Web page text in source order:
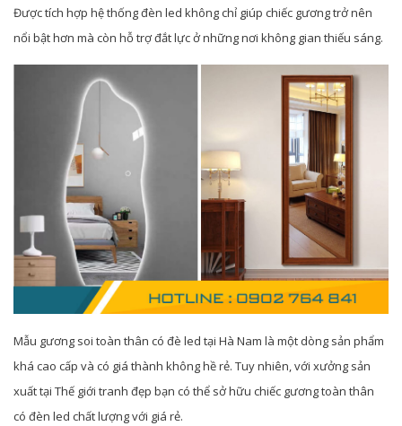
Được tích hợp hệ thống đèn led không chỉ giúp chiếc gương trở nên
nổi bật hơn mà còn hỗ trợ đắt lực ở những nơi không gian thiếu sáng.
Mẫu gương soi toàn thân có đè led tại Hà Nam là một dòng sản phẩm
khá cao cấp và có giá thành không hề rẻ. Tuy nhiên, với xưởng sản
xuất tại Thế giới tranh đẹp bạn có thể sở hữu chiếc gương toàn thân
có đèn led chất lượng với giá rẻ.